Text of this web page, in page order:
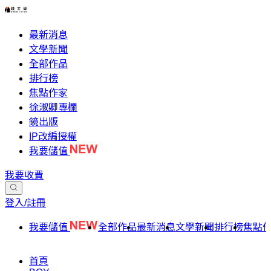
最新消息
文學新聞
全部作品
排行榜
焦點作家
徐淑卿專欄
鏡出版
IP改編授權
我要儲值
我要收費
登入/註冊
我要儲值 全部作品最新消息文學新聞排行榜焦點
首頁